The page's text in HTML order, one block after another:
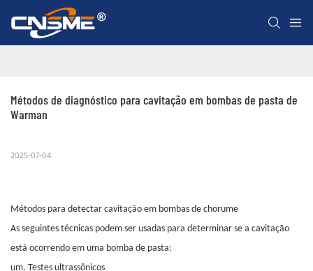
Métodos de diagnóstico para cavitação em bombas de pasta de
Warman
2025-07-04
Métodos para detectar cavitação em bombas de chorume
As seguintes técnicas podem ser usadas para determinar se a cavitação
está ocorrendo em uma bomba de pasta:
um. Testes ultrassônicos